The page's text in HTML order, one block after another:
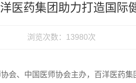
医药集团助力打造国际
浏览次数：13980次
会、中国医师协会主办，百洋医药